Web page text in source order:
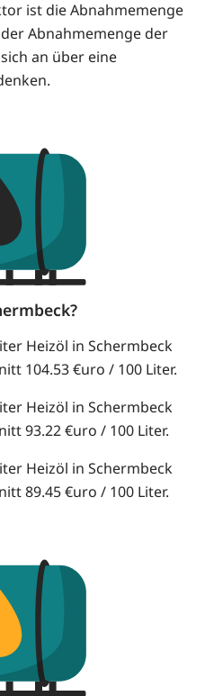
ist die Abnahmemenge
Abnahmemenge der
an über eine
Heizöl in Schermbeck
104.53 €uro / 100 Liter.
Heizöl in Schermbeck
93.22 €uro / 100 Liter.
Heizöl in Schermbeck
89.45 €uro / 100 Liter.